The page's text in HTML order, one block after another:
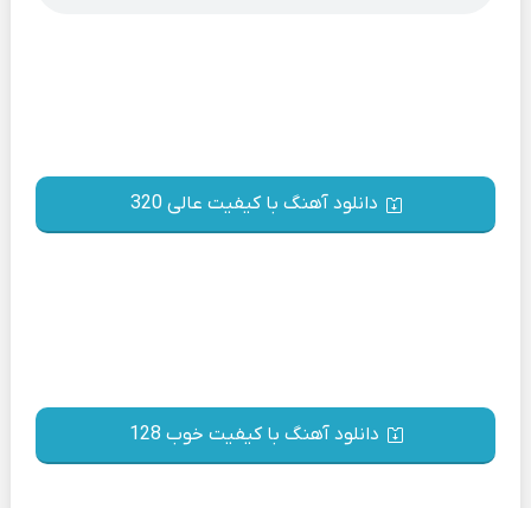
دانلود آهنگ با کیفیت عالی 320
دانلود آهنگ با کیفیت خوب 128